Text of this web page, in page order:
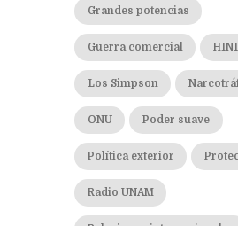
Grandes potencias
Guerra comercial H1N1
Los Simpson
ONU Poder suave
Política exterior
Radio UNAM